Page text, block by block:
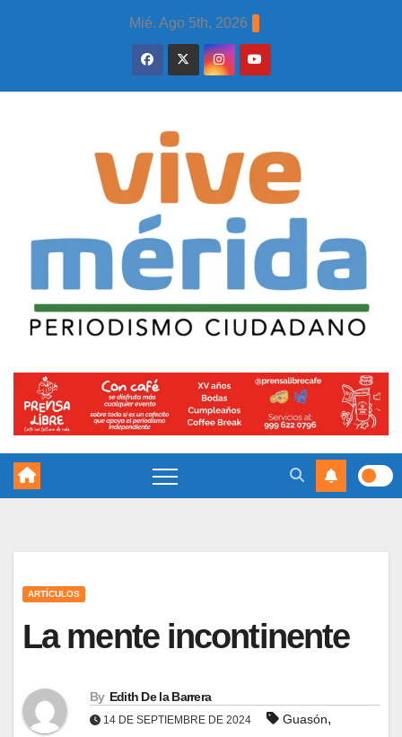
Mié. Ago 5th, 2026
ARTÍCULOS
La mente incontinente
By Edith De la Barrera
14 DE SEPTIEMBRE DE 2024 Guasón,